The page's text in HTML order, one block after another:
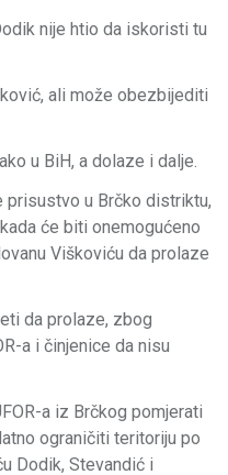
nije htio da iskoristi tu
ali može obezbijediti
u BiH, a dolaze i dalje.
prisustvo u Brčko distriktu,
će biti onemogućeno
Viškoviću da prolaze
da prolaze, zbog
a i činjenice da nisu
a iz Brčkog pomjerati
ograničiti teritoriju po
Dodik, Stevandić i